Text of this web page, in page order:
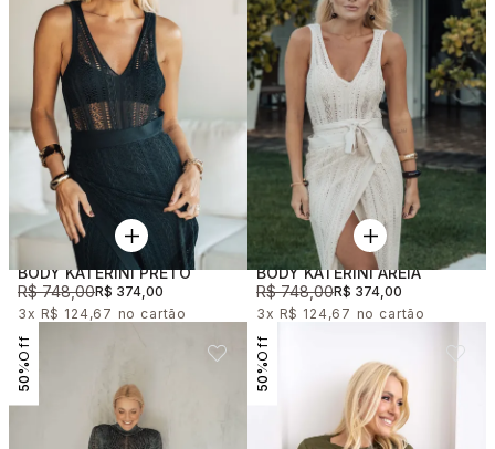
BODY KATERINI PRETO
R$ 748,00R$ 374,00
3x R$ 124,67
BODY KATERINI AREIA
R$ 748,00R$ 374,00
3x R$ 124,67
50% 50%